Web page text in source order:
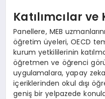
Katılımcılar
Panellere, MEB
öğretim üyeleri, OECD
kurum yetkililerinin
öğretmen ve öğrenci
uygulamalara, yapay
içeriklerinden okul dışı
geniş bir yelpazede